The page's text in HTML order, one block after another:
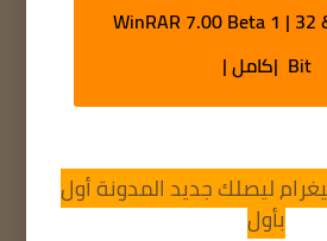
WinRAR 7.00 Beta 1 | 32
Bit |كامل |
ليصلك جديد المدونة أول
بأول